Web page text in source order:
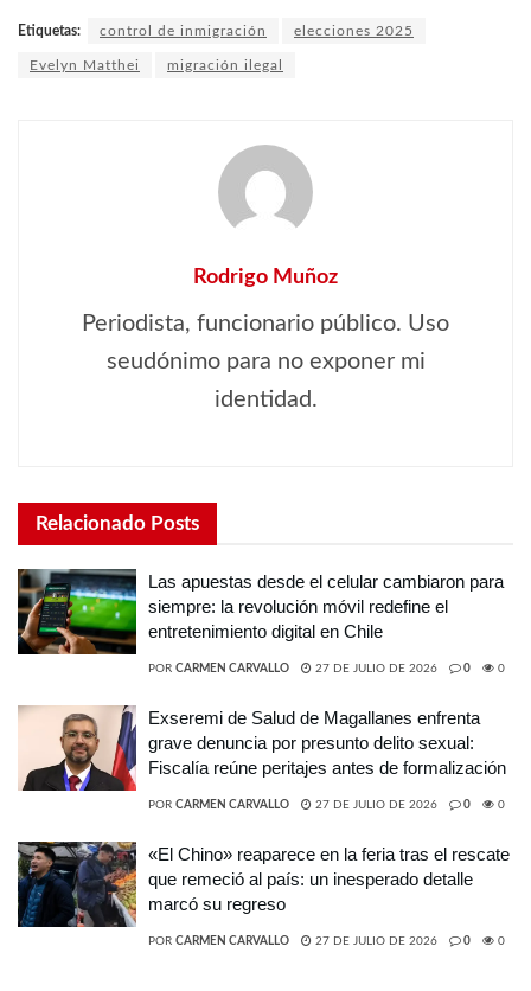
Etiquetas: control de inmigración elecciones 2025
Evelyn Matthei migración ilegal
Rodrigo Muñoz
Periodista, funcionario público. Uso
seudónimo para no exponer mi
identidad.
Relacionado Posts
Las apuestas desde el celular cambiaron para
siempre: la revolución móvil redefine el
entretenimiento digital en Chile
POR CARMEN CARVALLO 27 DE JULIO DE 2026 0 0
Exseremi de Salud de Magallanes enfrenta
grave denuncia por presunto delito sexual:
Fiscalía reúne peritajes antes de formalización
POR CARMEN CARVALLO 27 DE JULIO DE 2026 0 0
«El Chino» reaparece en la feria tras el rescate
que remeció al país: un inesperado detalle
marcó su regreso
POR CARMEN CARVALLO 27 DE JULIO DE 2026 0 0